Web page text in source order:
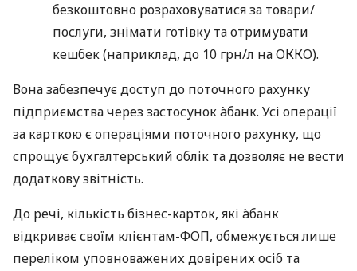
безкоштовно розраховуватися за товари/
послуги, знімати готівку та отримувати
кешбек (наприклад, до 10 грн/л на ОККО).
Вона забезпечує доступ до поточного рахунку
підприємства через застосунок àбанк. Усі операції
за карткою є операціями поточного рахунку, що
спрощує бухгалтерський облік та дозволяє не вести
додаткову звітність.
До речі, кількість бізнес-карток, які àбанк
відкриває своїм клієнтам-ФОП, обмежується лише
переліком уповноважених довірених осіб та